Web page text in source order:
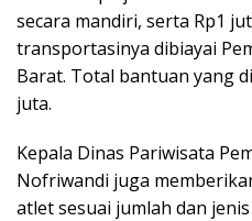
secara mandiri, serta Rp1
transportasinya dibiayai
Barat. Total bantuan yang
juta.
Kepala Dinas Pariwisata
Nofriwandi juga
atlet sesuai jumlah dan